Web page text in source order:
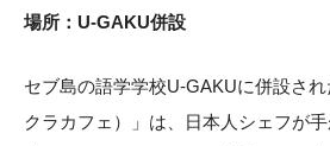
場所：U-GAKU併設
セブ島の語学学校U-GAKUに併設さ
クラカフェ）」は、日本人シェフが